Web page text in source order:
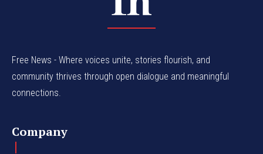
Free News - Where voices unite, stories flourish, and
community thrives through open dialogue and meaningful
connections.
Company